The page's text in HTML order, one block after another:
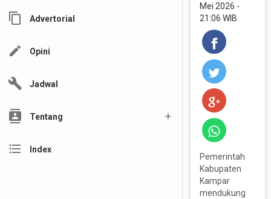
content_copy Advertorial
edit Opini
build Jadwal
contacts Tentang
format_list_bulleted Index
Mei 2026 -
21:06 WIB
Pemerintah
Kabupaten
Kampar
mendukung